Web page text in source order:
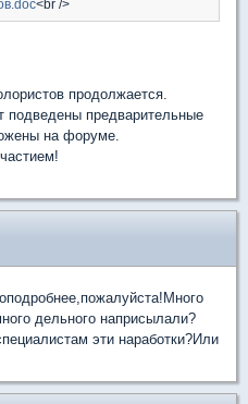
<br />
продолжается.
подведены предварительные
на форуме.
дельного наприсылали?
эти наработки?Или